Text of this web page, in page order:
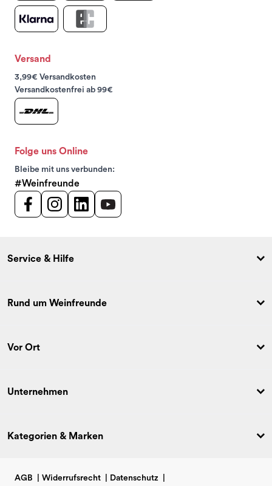
Versand
3,99€ Versandkosten
Versandkostenfrei ab 99€
Folge uns Online
Bleibe mit uns verbunden:
#Weinfreunde
Service & Hilfe
Rund um Weinfreunde
Vor Ort
Unternehmen
Kategorien & Marken
AGB Widerrufsrecht Datenschutz